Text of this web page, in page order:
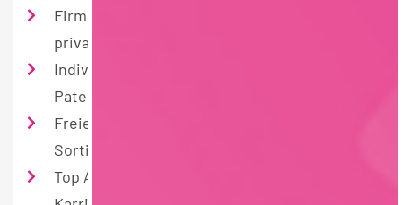
Firmenwagen inkl. Tankkarte auch zur
privaten Nutzung
Individuelle Einarbeitung und persönlicher
Pate
Freier Gestaltungsspielraum bei der
Sortimentsgestaltung
Top Aufstiegschancen und